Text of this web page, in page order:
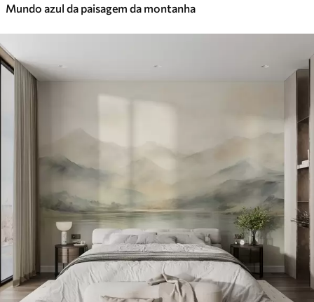
Mundo azul da paisagem da montanha